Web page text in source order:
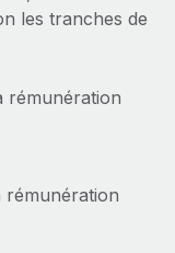
les tranches de
rémunération
rémunération